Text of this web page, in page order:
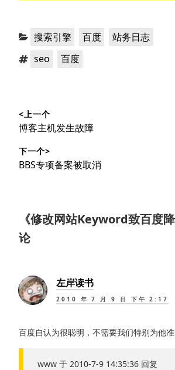
分 搜索引擎 ，
百度 ，
站务日志
标 seo ，
百度
章
导
航
<上一个
上
文
章：
博客主机发生故障
下一个>
下
BBS专项备案被取消
《修改网站Keyword致百度
论
左岸读书
2010 年 7 月 9 日 下午 2:17
百度自认为很聪明，不需要我们特别为他准
www 于 2010-7-9 14:35:36 回复